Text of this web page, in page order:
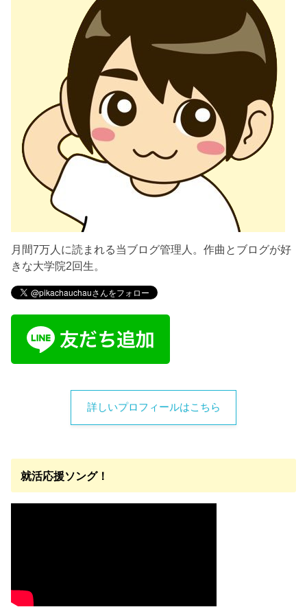
月間7万人に読まれる当ブログ管理人。作曲とブログが好
きな大学院2回生。
詳しいプロフィールはこちら
就活応援ソング！